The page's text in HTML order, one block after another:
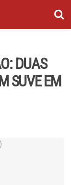
DUAS
SUVE EM